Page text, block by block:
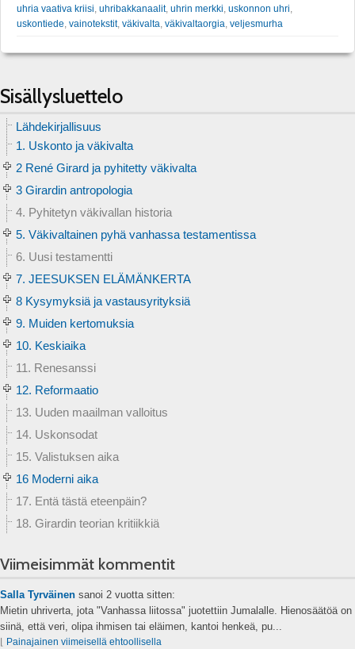
uhria vaativa kriisi, uhribakkanaalit, uhrin merkki, uskonnon uhri,
uskontiede, vainotekstit, väkivalta, väkivaltaorgia, veljesmurha
Sisällysluettelo
Lähdekirjallisuus
1. Uskonto ja väkivalta
2 René Girard ja pyhitetty väkivalta
3 Girardin antropologia
4. Pyhitetyn väkivallan historia
5. Väkivaltainen pyhä vanhassa testamentissa
6. Uusi testamentti
7. JEESUKSEN ELÄMÄNKERTA
8 Kysymyksiä ja vastausyrityksiä
9. Muiden kertomuksia
10. Keskiaika
11. Renesanssi
12. Reformaatio
13. Uuden maailman valloitus
14. Uskonsodat
15. Valistuksen aika
16 Moderni aika
17. Entä tästä eteenpäin?
18. Girardin teorian kritiikkiä
Viimeisimmät kommentit
Salla Tyrväinen sanoi 2 vuotta sitten:
Mietin uhriverta, jota "Vanhassa liitossa" juotettiin Jumalalle. Hienosäätöä on
siinä, että veri, olipa ihmisen tai eläimen, kantoi henkeä, pu...
Painajainen viimeisellä ehtoollisella